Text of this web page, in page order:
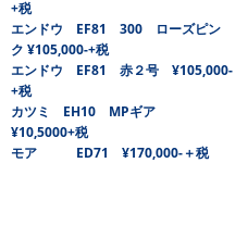
+税
エンドウ EF81 300 ローズピン
ク ¥105,000-+税
エンドウ EF81 赤２号 ¥105,000-
+税
カツミ EH10 MPギア
¥10,5000+税
モア ED71 ¥170,000-＋税